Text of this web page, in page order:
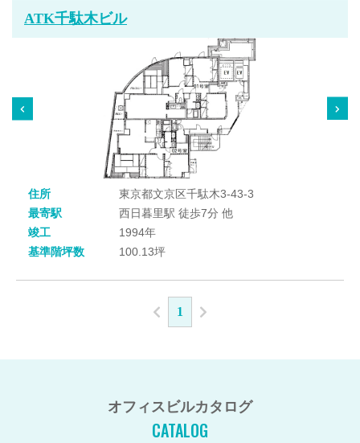
ATK千駄木ビル
住所
東京都文京区千駄木3-43-3
最寄駅
西日暮里駅 徒歩7分 他
竣工
1994年
基準階坪数
100.13坪
1
オフィスビルカタログ
CATALOG